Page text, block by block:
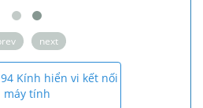
next
Kính hiển vi kết nối
máy tính